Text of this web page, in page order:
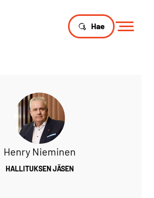
Hae
Henry Nieminen
HALLITUKSEN JÄSEN